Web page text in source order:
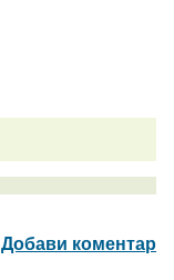
Добави коментар